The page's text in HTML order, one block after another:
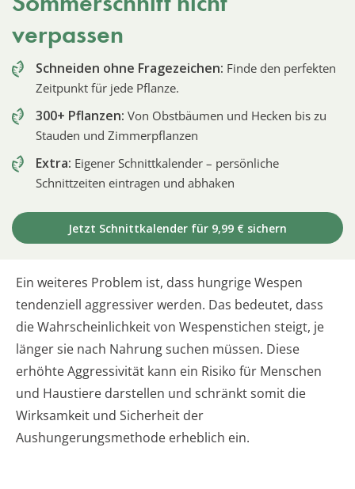
verpassen
Schneiden ohne Fragezeichen: Finde den perfekten
Zeitpunkt für jede Pflanze.
300+ Pflanzen: Von Obstbäumen und Hecken bis zu
Stauden und Zimmerpflanzen
Extra: Eigener Schnittkalender – persönliche
Schnittzeiten eintragen und abhaken
Jetzt Schnittkalender für 9,99 € sichern
Ein weiteres Problem ist, dass hungrige Wespen
tendenziell aggressiver werden. Das bedeutet, dass
die Wahrscheinlichkeit von Wespenstichen steigt, je
länger sie nach Nahrung suchen müssen. Diese
erhöhte Aggressivität kann ein Risiko für Menschen
und Haustiere darstellen und schränkt somit die
Wirksamkeit und Sicherheit der
Aushungerungsmethode erheblich ein.